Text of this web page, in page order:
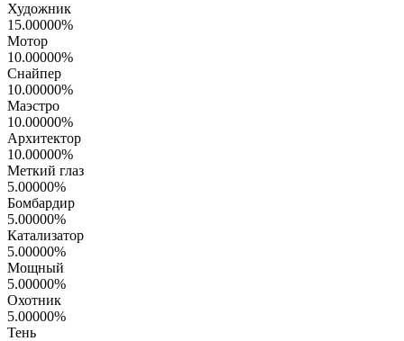
Художник
15.00000%
Мотор
10.00000%
Снайпер
10.00000%
Маэстро
10.00000%
Архитектор
10.00000%
Меткий глаз
5.00000%
Бомбардир
5.00000%
Катализатор
5.00000%
Мощный
5.00000%
Охотник
5.00000%
Тень